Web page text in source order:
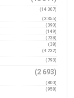
(14 307)
(3 355)
(390)
(149)
(738)
(38)
(4 232)
(793)
(2 693)
(800)
(958)